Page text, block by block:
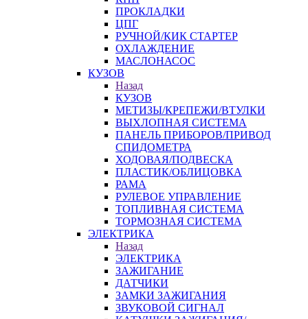
ПРОКЛАДКИ
ЦПГ
РУЧНОЙ/КИК СТАРТЕР
ОХЛАЖДЕНИЕ
МАСЛОНАСОС
КУЗОВ
Назад
КУЗОВ
МЕТИЗЫ/КРЕПЕЖИ/ВТУЛКИ
ВЫХЛОПНАЯ СИСТЕМА
ПАНЕЛЬ ПРИБОРОВ/ПРИВОД
СПИДОМЕТРА
ХОДОВАЯ/ПОДВЕСКА
ПЛАСТИК/ОБЛИЦОВКА
РАМА
РУЛЕВОЕ УПРАВЛЕНИЕ
ТОПЛИВНАЯ СИСТЕМА
ТОРМОЗНАЯ СИСТЕМА
ЭЛЕКТРИКА
Назад
ЭЛЕКТРИКА
ЗАЖИГАНИЕ
ДАТЧИКИ
ЗАМКИ ЗАЖИГАНИЯ
ЗВУКОВОЙ СИГНАЛ